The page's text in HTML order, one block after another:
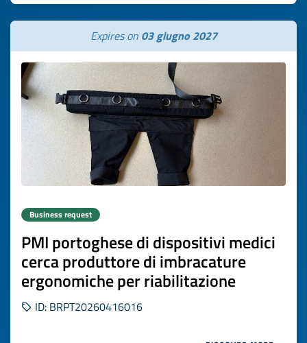
Expires on 03 giugno 2027
Business request
PMI portoghese di dispositivi medici
cerca produttore di imbracature
ergonomiche per riabilitazione
ID: BRPT20260416016